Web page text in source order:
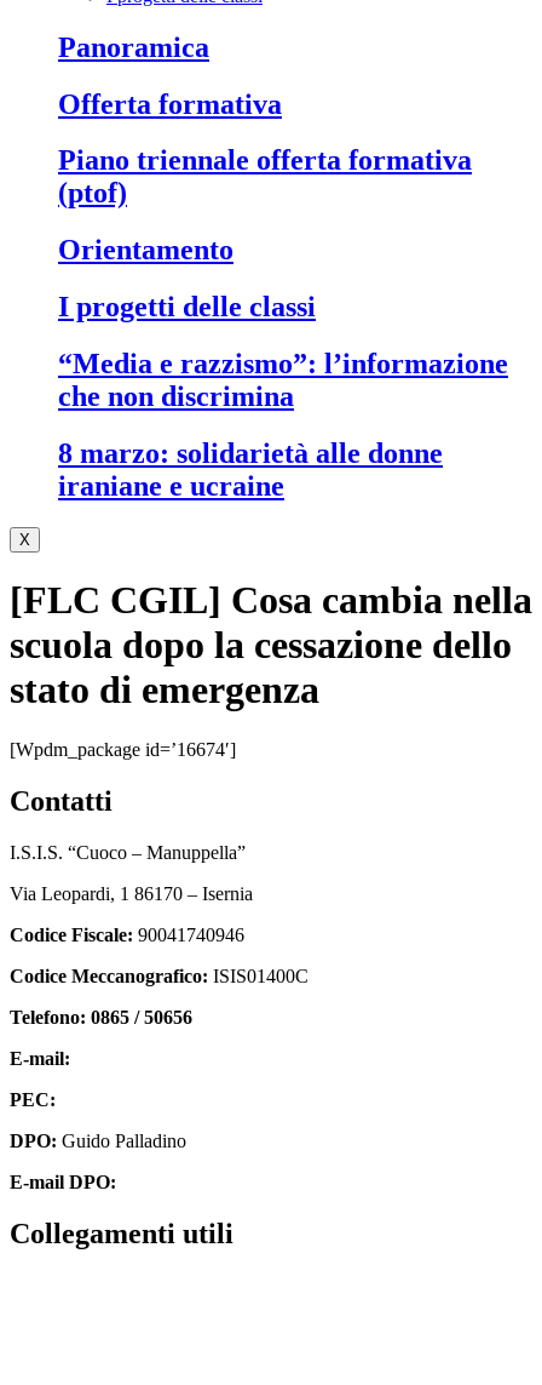
panoramica
offerta formativa
piano triennale offerta formativa
(ptof)
orientamento
i progetti delle classi
“media e razzismo”: l’informazione
che non discrimina
8 marzo: solidarietà alle donne
iraniane e ucraine
X
[FLC CGIL] Cosa cambia nella
scuola dopo la cessazione dello
stato di emergenza
[wpdm_package id=’16674′]
contatti
I.S.I.S. “Cuoco – Manuppella”
Via Leopardi, 1 86170 – Isernia
Codice Fiscale: 90041740946
Codice Meccanografico: ISIS01400C
Telefono: 0865 / 50656
E-mail:
PEC:
DPO: Guido Palladino
E-mail DPO:
collegamenti utili